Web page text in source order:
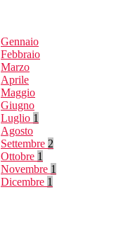
Gennaio
Febbraio
Marzo
Aprile
Maggio
Giugno
Luglio 1
Agosto
Settembre 2
Ottobre 1
Novembre 1
Dicembre 1